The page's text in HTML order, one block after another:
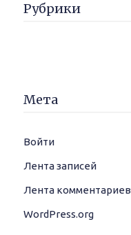
Рубрики
Мета
Войти
Лента записей
Лента комментариев
WordPress.org